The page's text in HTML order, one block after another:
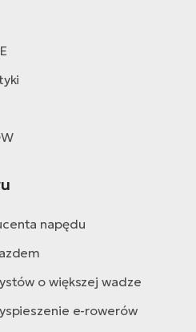
napędu
o większej wadze
e-rowerów